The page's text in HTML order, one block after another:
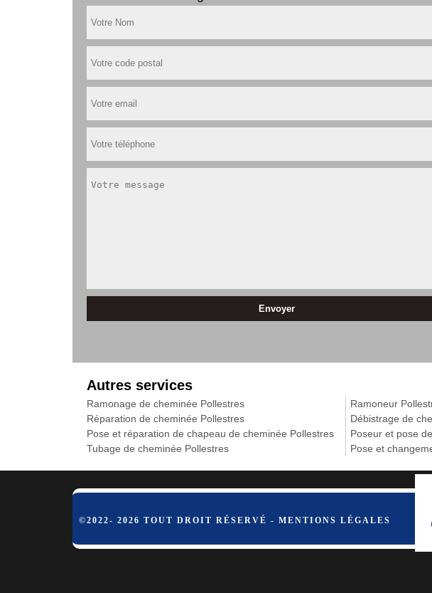
Autres services
Ramonage de cheminée Pollestres
Réparation de cheminée Pollestres
Pose et réparation de chapeau de cheminée Pollestres
Tubage de cheminée Pollestres
Ramoneur
Débistrage de
Poseur et pose
Pose et
©2022- 2026 TOUT DROIT RÉSERVÉ -MENTIONS LÉGALES